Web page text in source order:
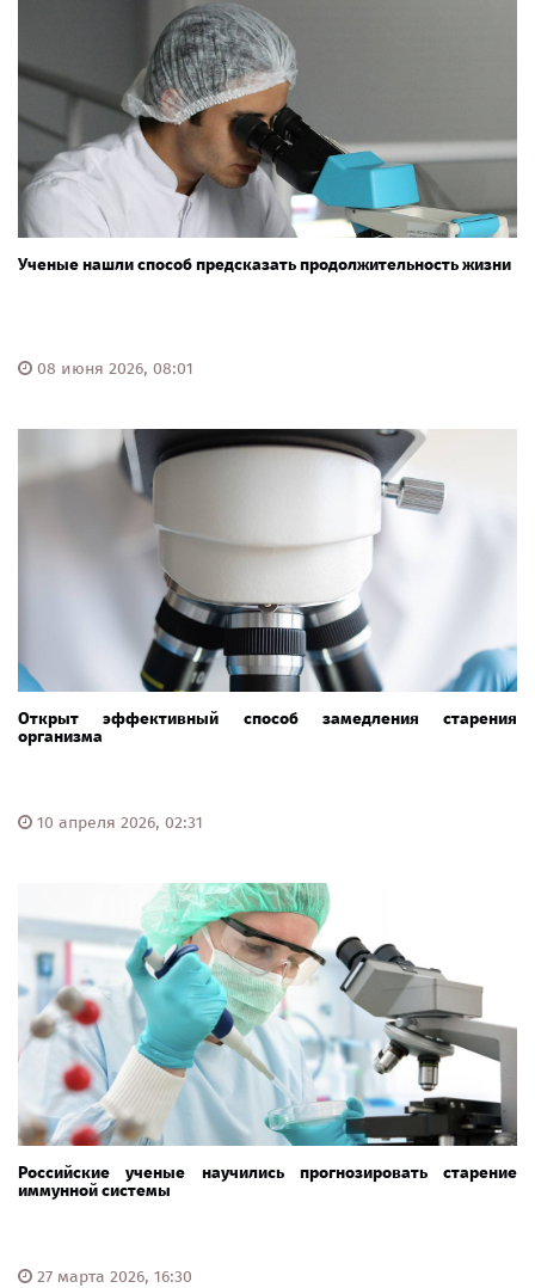
Ученые нашли способ предсказать продолжительность жизни
08 июня 2026, 08:01
Открыт эффективный способ замедления старения
организма
10 апреля 2026, 02:31
Российские ученые научились прогнозировать старение
иммунной системы
27 марта 2026, 16:30